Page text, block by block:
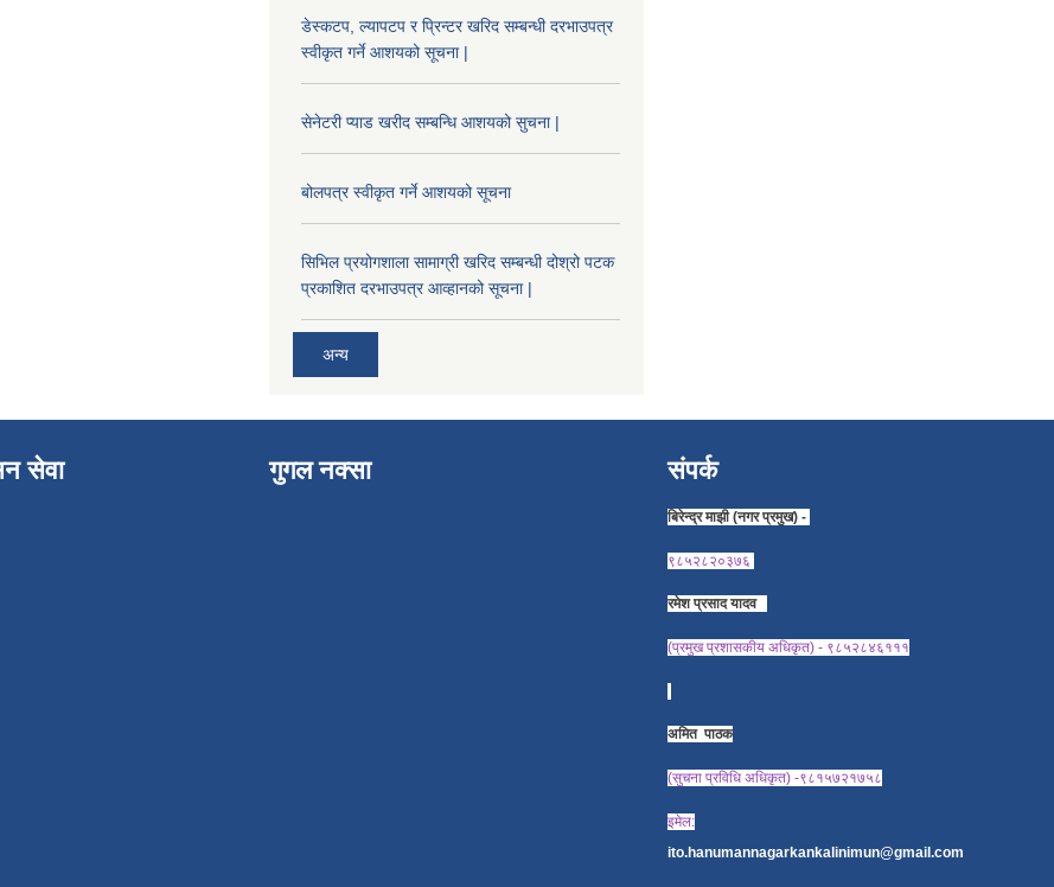
डेस्कटप, ल्यापटप र प्रिन्टर खरिद सम्बन्धी दरभाउपत्र
स्वीकृत गर्ने आशयको सूचना |
सेनेटरी प्याड खरीद सम्बन्धि आशयको सुचना |
बोलपत्र स्वीकृत गर्ने आशयको सूचना
सिभिल प्रयोगशाला सामाग्री खरिद सम्बन्धी दोश्रो पटक
प्रकाशित दरभाउपत्र आव्हानको सूचना |
अन्य
सेवा गुगल नक्सा संपर्क
बिरेन्द्र माझी (नगर प्रमुख) -
९८५२८२०३७६
रमेश प्रसाद यादव
(प्रमुख प्रशासकीय अधिकृत) - ९८५२८४६१११
अमित पाठक
(सुचना प्रविधि अधिकृत) -९८१५७२१७५८
इमेल:
ito.hanumannagarkankalinimun@gmail.com